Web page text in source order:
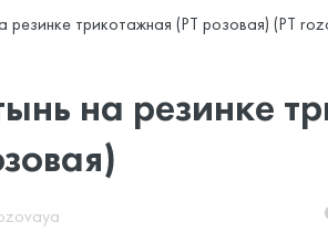
резинке трикотажная (PT розовая) (PT
на резинке